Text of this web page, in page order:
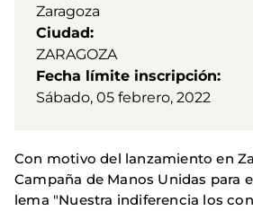
Zaragoza
Ciudad
ZARAGOZA
Fecha límite inscripción
Sábado, 05 febrero, 2022
Con motivo del lanzamiento en
Campaña de Manos Unidas para
lema "Nuestra indiferencia los